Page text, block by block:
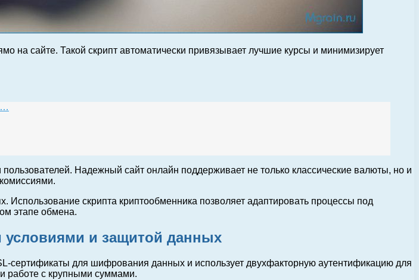
на сайте. Такой скрипт автоматически привязывает лучшие курсы и минимизирует
Надежный сайт онлайн поддерживает не только классические валюты, но и
скрипта криптообменника позволяет адаптировать процессы под
этапе обмена.
и защитой данных
для шифрования данных и использует двухфакторную аутентификацию для
работе с крупными суммами.